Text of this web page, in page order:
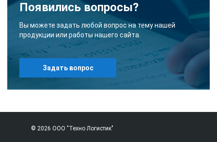
Появились вопросы?
Вы можете задать любой вопрос на тему нашей
продукции или работы нашего сайта.
Задать вопрос
© 2026 ООО "Техно Логистик"